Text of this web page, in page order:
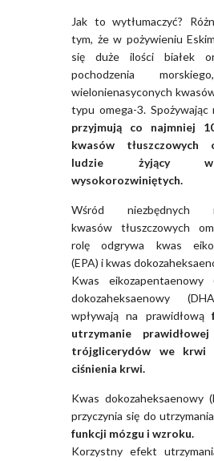
Jak to wytłumaczyć?
tym, że w pożywieniu
się duże ilości białek
pochodzenia
wielonienasyconych
typu omega-3. Spożywając
przyjmują co najmniej
kwasów tłuszczowych
ludzie żyjący
wysokorozwiniętych.
Wśród niezbędnych
kwasów tłuszczowych
rolę odgrywa kwas
(EPA) i kwas
Kwas
dokozaheksaenowy
wpływają na prawidłową
utrzymanie
trójglicerydów we krwi i
ciśnienia krwi.
Kwas dokozaheksaenowy
przyczynia się do
funkcji mózgu i wzroku.
Korzystny efekt